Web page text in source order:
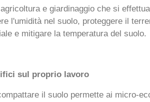
e giardinaggio che si
l'umidità nel suolo, proteggere il
e mitigare la temperatura del suolo.
sul proprio lavoro
il suolo permette ai micro-